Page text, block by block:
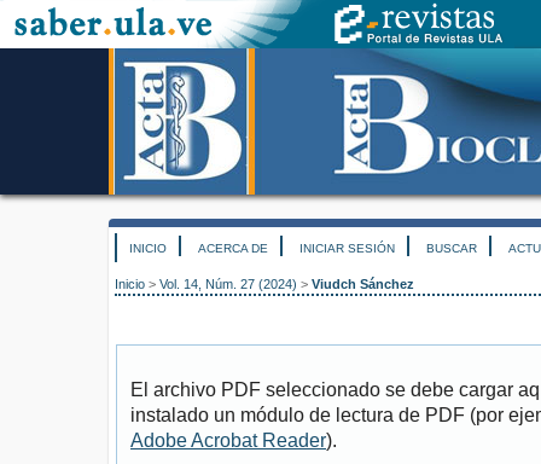
INICIO ACERCA DE INICIAR SESIÓN BUSCAR
Inicio > Vol. 14, Núm. 27 (2024) > Viudch Sánchez
El archivo PDF seleccionado se debe cargar
instalado un módulo de lectura de PDF (por
Adobe Acrobat Reader).